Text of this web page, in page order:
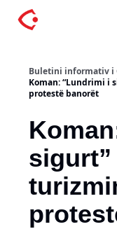
Buletini informativ i
Koman: “Lundrimi i
protestë banorët